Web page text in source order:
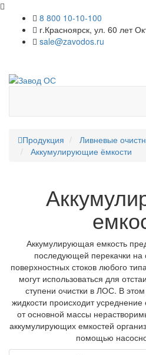
8 800 10-10-100
г.Красноярск, ул. 60 лет
sale@zavodos.ru
Продукция
Ливневые
Аккумулирующие ёмкости
Аккумулирующая емкость
последующей перекачки на
поверхностных стоков любого
могут использоваться для
ступени очистки в ЛОС. В
жидкости происходит усреднение
от основной массы
аккумулирующих емкостей
помощью